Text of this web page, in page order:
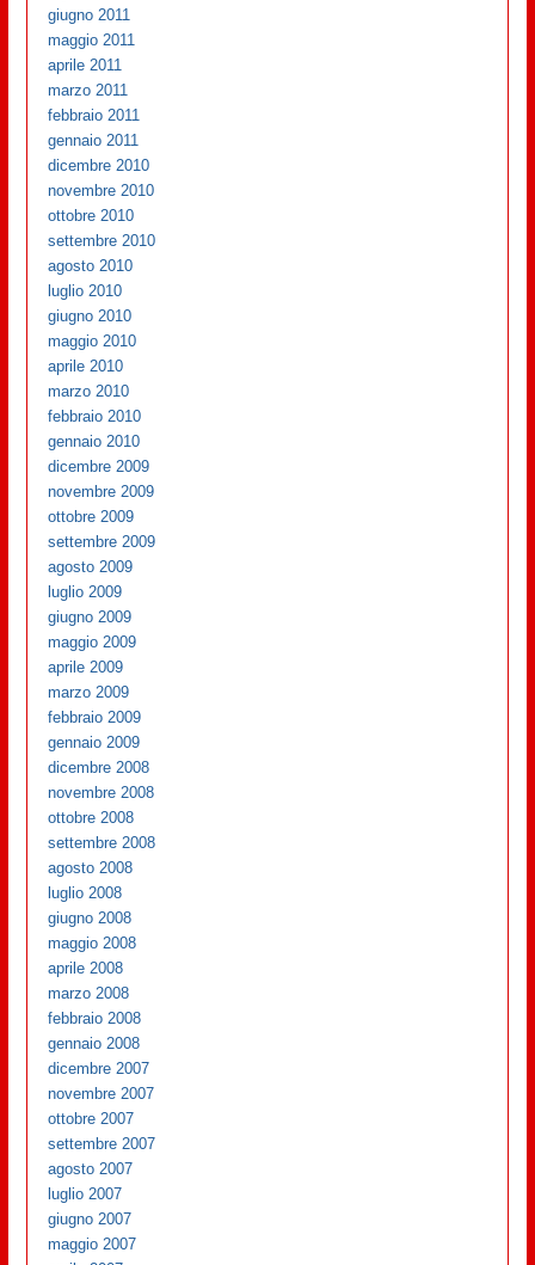
giugno 2011
maggio 2011
aprile 2011
marzo 2011
febbraio 2011
gennaio 2011
dicembre 2010
novembre 2010
ottobre 2010
settembre 2010
agosto 2010
luglio 2010
giugno 2010
maggio 2010
aprile 2010
marzo 2010
febbraio 2010
gennaio 2010
dicembre 2009
novembre 2009
ottobre 2009
settembre 2009
agosto 2009
luglio 2009
giugno 2009
maggio 2009
aprile 2009
marzo 2009
febbraio 2009
gennaio 2009
dicembre 2008
novembre 2008
ottobre 2008
settembre 2008
agosto 2008
luglio 2008
giugno 2008
maggio 2008
aprile 2008
marzo 2008
febbraio 2008
gennaio 2008
dicembre 2007
novembre 2007
ottobre 2007
settembre 2007
agosto 2007
luglio 2007
giugno 2007
maggio 2007